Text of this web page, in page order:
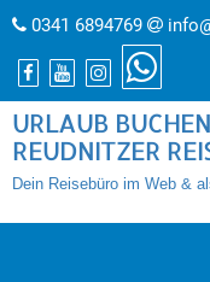
0341 6894769
URLAUB
REUDNITZER
Dein Reisebüro im Web &